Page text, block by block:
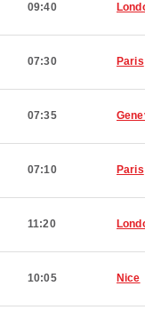
09:40
07:30 Paris
07:35
07:10 Paris
11:20
10:05 Nice